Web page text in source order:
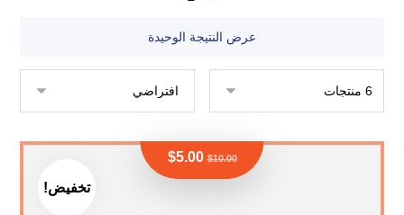
عرض النتيجة الوحيدة
تخفيض!
$10.00
$5.00